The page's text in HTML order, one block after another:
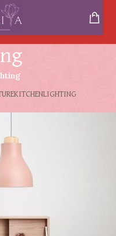
KITCHENLIGHTING